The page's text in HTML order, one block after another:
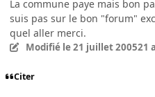
La commune paye mais bon
suis pas sur le bon "forum"
quel aller merci.
Modifié le 21 juillet 200521 a
Citer